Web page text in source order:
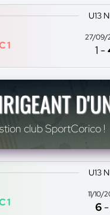
U13
1
27/09/
1 -
club SportCorico !
U13
1
11/10/
6 -